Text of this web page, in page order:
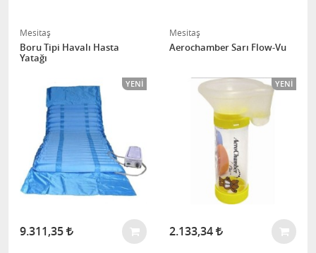
Mesitaş
Boru Tipi Havalı Hasta
Yatağı
YENI
9.311,35
Mesitaş
Aerochamber Sarı Flow-Vu
YENI
2.133,34